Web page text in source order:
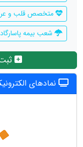
متخصص قلب و
شعب بیمه
نمادهای